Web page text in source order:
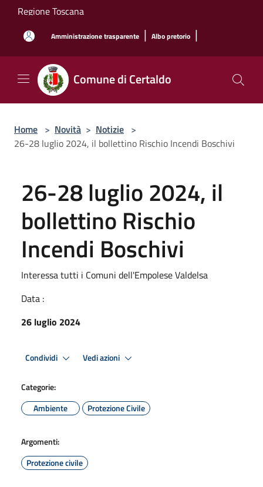
Salta al contenuto principale
Regione Toscana
Amministrazione trasparente | Albo pretorio |
Comune di Certaldo
Home > Novità > Notizie >
26-28 luglio 2024, il bollettino Rischio Incendi Boschivi
26-28 luglio 2024, il
bollettino Rischio
Incendi Boschivi
Interessa tutti i Comuni dell'Empolese Valdelsa
Data :
26 luglio 2024
Condividi Vedi azioni
Categorie:
Ambiente
Protezione Civile
Argomenti:
Protezione civile